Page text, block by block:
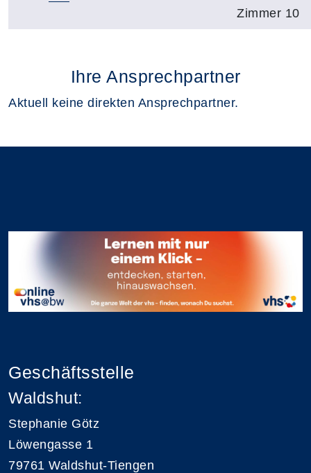
Zimmer 10
Ihre Ansprechpartner
Aktuell keine direkten Ansprechpartner.
Geschäftsstelle
Waldshut:
Stephanie Götz
Löwengasse 1
79761 Waldshut-Tiengen